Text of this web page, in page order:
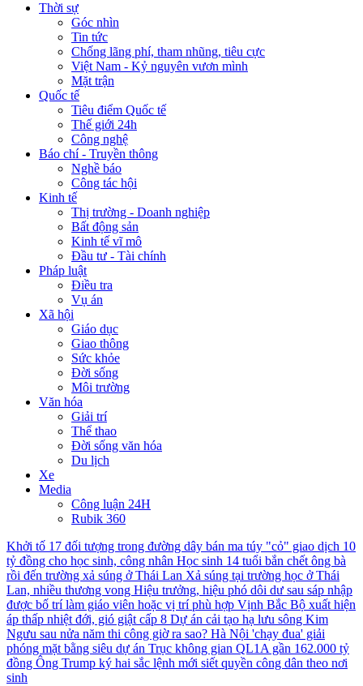
Thời sự
Góc nhìn
Tin tức
Chống lãng phí, tham nhũng, tiêu cực
Việt Nam - Kỷ nguyên vươn mình
Mặt trận
Quốc tế
Tiêu điểm Quốc tế
Thế giới 24h
Công nghệ
Báo chí - Truyền thông
Nghề báo
Công tác hội
Kinh tế
Thị trường - Doanh nghiệp
Bất động sản
Kinh tế vĩ mô
Đầu tư - Tài chính
Pháp luật
Điều tra
Vụ án
Xã hội
Giáo dục
Giao thông
Sức khỏe
Đời sống
Môi trường
Văn hóa
Giải trí
Thể thao
Đời sống văn hóa
Du lịch
Xe
Media
Công luận 24H
Rubik 360
Khởi tố 17 đối tượng trong đường dây bán ma túy "cỏ" giao dịch 10
tỷ đồng cho học sinh, công nhân Học sinh 14 tuổi bắn chết ông bà
rồi đến trường xả súng ở Thái Lan Xả súng tại trường học ở Thái
Lan, nhiều thương vong Hiệu trưởng, hiệu phó dôi dư sau sáp nhập
được bố trí làm giáo viên hoặc vị trí phù hợp Vịnh Bắc Bộ xuất hiện
áp thấp nhiệt đới, gió giật cấp 8 Dự án cải tạo hạ lưu sông Kim
Ngưu sau nửa năm thi công giờ ra sao? Hà Nội 'chạy đua' giải
phóng mặt bằng siêu dự án Trục không gian QL1A gần 162.000 tỷ
đồng Ông Trump ký hai sắc lệnh mới siết quyền công dân theo nơi
sinh